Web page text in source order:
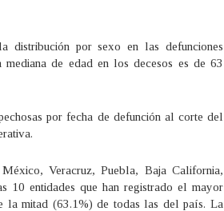
distribución por sexo en las defunciones
de edad en los decesos es de 63
por fecha de defunción al corte del
Veracruz, Puebla, Baja California,
10 entidades que han registrado el mayor
la mitad (63.1%) de todas las del país. La